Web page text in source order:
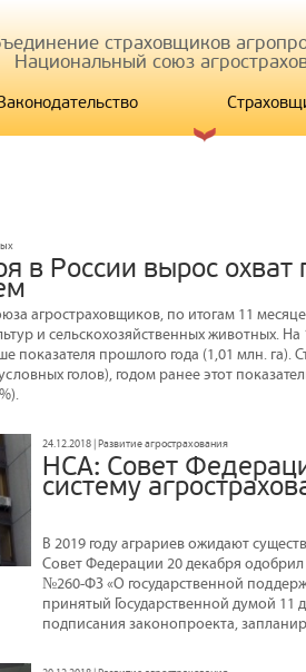
страховщиков
Национальный союз
в России вырос охват
агростраховщиков, по итогам 11
и сельскохозяйственных животных.
показателя прошлого года (1,01 млн.
голов), годом ранее этот
24.12.2018 | Развитие агрострахования
НСА: Совет
систему
В 2019 году аграриев ожидают
Совет Федерации 20 декабря
№260-ФЗ «О государственной
принятый Государственной думой 11
подписания законопроекта,